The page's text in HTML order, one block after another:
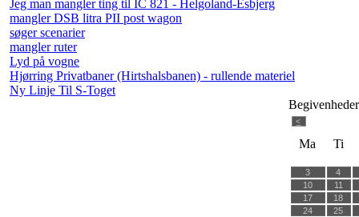
Jeg man mangler ting til IC 821 - Helgoland-Esbjerg
mangler DSB litra PII post wagon
søger scenarier
mangler ruter
Lyd på vogne
Hjørring Privatbaner (Hirtshalsbanen) - rullende materiel
Ny Linje Til S-Toget
Begivenheder
<
Ma Ti
3
4
10
11
17
18
24
25